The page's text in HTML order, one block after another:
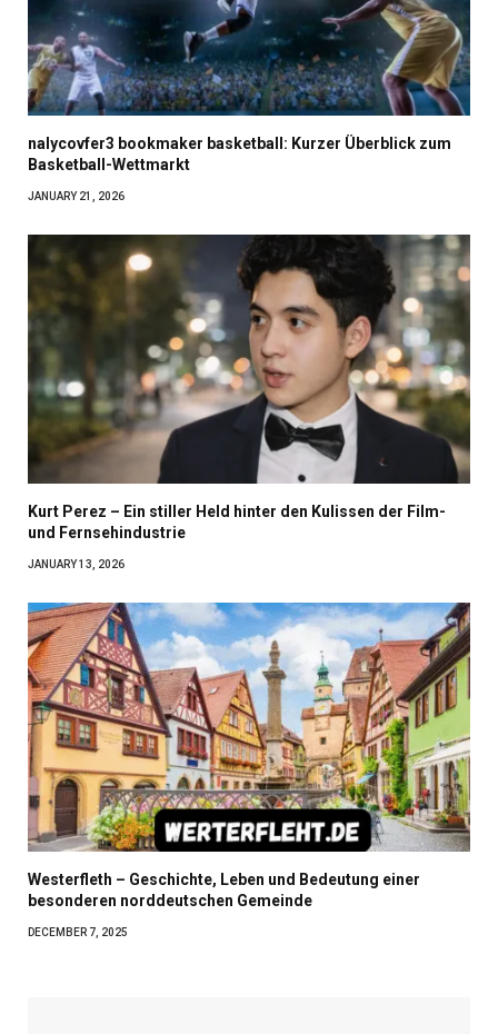
nalycovfer3 bookmaker basketball: Kurzer Überblick zum
Basketball-Wettmarkt
JANUARY 21, 2026
Kurt Perez – Ein stiller Held hinter den Kulissen der Film-
und Fernsehindustrie
JANUARY 13, 2026
Westerfleth – Geschichte, Leben und Bedeutung einer
besonderen norddeutschen Gemeinde
DECEMBER 7, 2025